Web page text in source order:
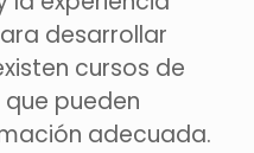
desarrollar
cursos de
pueden
adecuada.